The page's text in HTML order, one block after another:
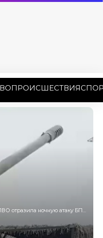
ПРОИСШЕСТВИЯ
отразила ночную атаку БПЛА на Кубань и другие регионы России